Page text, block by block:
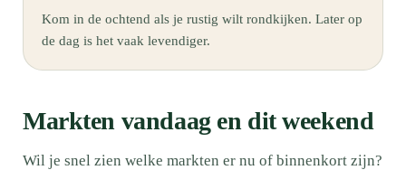
Kom in de ochtend als je rustig wilt rondkijken. Later op
de dag is het vaak levendiger.
Markten vandaag en dit weekend
Wil je snel zien welke markten er nu of binnenkort zijn?